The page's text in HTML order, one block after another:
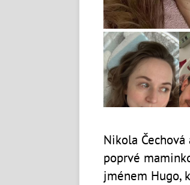
Nikola
poprvé
jménem Hugo,